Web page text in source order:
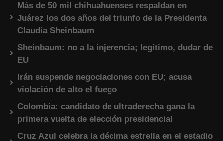
Más de 50 mil chihuahuenses respaldan en
Juárez los dos años del triunfo de la Presidenta
Claudia Sheinbaum
Sheinbaum: no a la injerencia; legítimo, dudar de
EU
Irán suspende negociaciones con EU; acusa
violación de alto el fuego
Colombia: candidato de ultraderecha gana la
primera vuelta de elección presidencial
Cruz Azul celebra la décima estrella en el estadio